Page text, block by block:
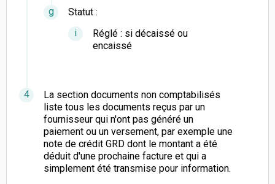
Statut :
Réglé : si décaissé ou
encaissé
La section documents non comptabilisés
liste tous les documents reçus par un
fournisseur qui n'ont pas généré un
paiement ou un versement, par exemple une
note de crédit GRD dont le montant a été
déduit d'une prochaine facture et qui a
simplement été transmise pour information.